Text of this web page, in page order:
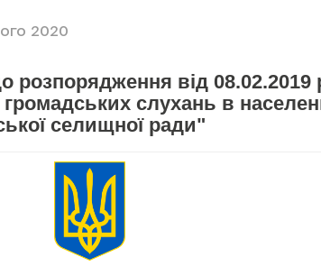
2020
розпорядження від
слухань в
селищної ради"